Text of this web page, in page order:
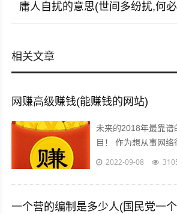
相关文章
网赚高级赚钱(能赚钱的网站)
未来的2018年最靠
目！ 作为想从事网
说，那些打字、注册
2022-09-08